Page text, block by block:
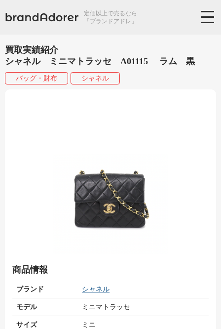
定価以上で売るなら
「ブランドアドレ」
買取実績紹介
シャネル ミニマトラッセ A01115 ラム 黒
バッグ・財布 シャネル
商品情報
ブランド シャネル
モデル ミニマトラッセ
サイズ ミニ